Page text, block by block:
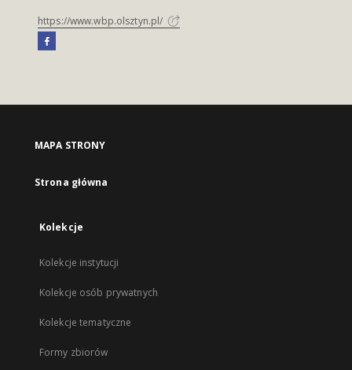
https://www.wbp.olsztyn.pl/
MAPA STRONY
Strona główna
Kolekcje
Kolekcje instytucji
Kolekcje osób prywatnych
Kolekcje tematyczne
Formy zbiorów